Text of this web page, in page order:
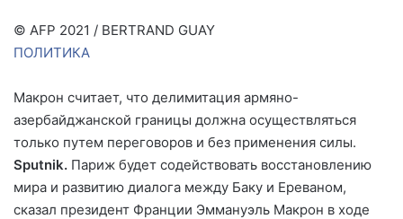
© AFP 2021 / BERTRAND GUAY
ПОЛИТИКА
Макрон считает, что делимитация армяно-
азербайджанской границы должна осуществляться
только путем переговоров и без применения силы.
Sputnik. Париж будет содействовать восстановлению
мира и развитию диалога между Баку и Ереваном,
сказал президент Франции Эммануэль Макрон в ходе